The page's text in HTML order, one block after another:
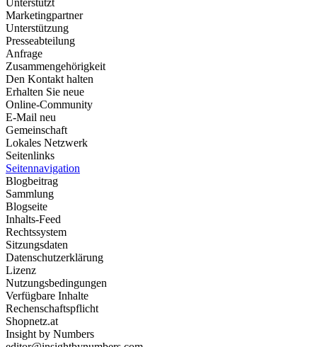
Unterstützt
Marketingpartner
Unterstützung
Presseabteilung
Anfrage
Zusammengehörigkeit
Den Kontakt halten
Erhalten Sie neue
Online-Community
E-Mail neu
Gemeinschaft
Lokales Netzwerk
Seitenlinks
Seitennavigation
Blogbeitrag
Sammlung
Blogseite
Inhalts-Feed
Rechtssystem
Sitzungsdaten
Datenschutzerklärung
Lizenz
Nutzungsbedingungen
Verfügbare Inhalte
Rechenschaftspflicht
Shopnetz.at
Insight by Numbers